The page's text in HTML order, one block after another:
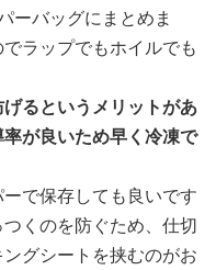
ーバッグにまとめま
ラップでもホイルでも
るというメリットがあ
が良いため早く冷凍で
で保存しても良いです
くのを防ぐため、仕切
グシートを挟むのがお